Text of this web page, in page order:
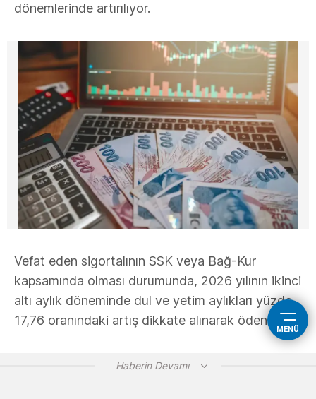
MENÜ
dönemlerinde artırılıyor.
Vefat eden sigortalının SSK veya Bağ-Kur
kapsamında olması durumunda, 2026 yılının ikinci
altı aylık döneminde dul ve yetim aylıkları yüzde
17,76 oranındaki artış dikkate alınarak ödenecek.
Haberin Devamı